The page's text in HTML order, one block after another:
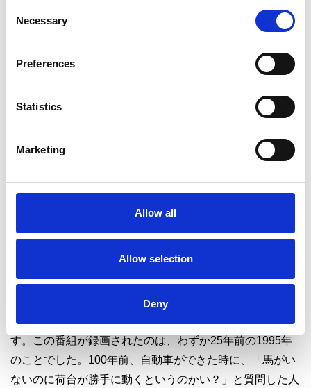
Necessary
Preferences
Statistics
Marketing
Allow all
Allow selection
Deny
き、コミュニケーションを行えるこの素晴らしい技術を手
ロールすることです。自動車がたどったように、まずは重
大な事故が発生する確率を低下させ、安全性を格段に向上
することです。リスクをゼロにすることはできませんが、
許容できるレベルまで低減することならば可能なはずで
を理解し、有効な対策を行う必要があります。
インターネットはまだ生まれたばかりの技術であり、社
整備が遅れています。
ビル・ゲイツにデービット・レターマンがイ
ンタビューをしている番組の録画が残っています。ここで
はインタビュアーのデービット・レターマンが「インター
ネットで野球の試合が見られるって？」と質問をしていま
す。この番組が録画されたのは、わずか25年前の1995年
のことでした。100年前、自動車ができた時に、「馬がい
ないのに荷台が勝手に動くというのかい？」と質問した人